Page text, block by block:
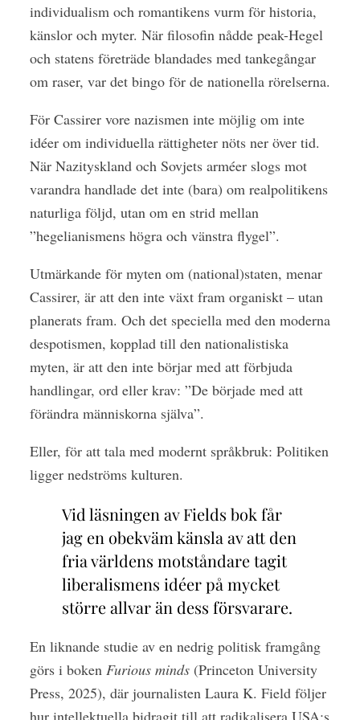
individualism och romantikens vurm för historia,
känslor och myter. När filosofin nådde peak-Hegel
och statens företräde blandades med tankegångar
om raser, var det bingo för de nationella rörelserna.
För Cassirer vore nazismen inte möjlig om inte
idéer om individuella rättigheter nöts ner över tid.
När Nazityskland och Sovjets arméer slogs mot
varandra handlade det inte (bara) om realpolitikens
naturliga följd, utan om en strid mellan
”hegelianismens högra och vänstra flygel”.
Utmärkande för myten om (national)staten, menar
Cassirer, är att den inte växt fram organiskt – utan
planerats fram. Och det speciella med den moderna
despotismen, kopplad till den nationalistiska
myten, är att den inte börjar med att förbjuda
handlingar, ord eller krav: ”De började med att
förändra människorna själva”.
Eller, för att tala med modernt språkbruk: Politiken
ligger nedströms kulturen.
Vid läsningen av Fields bok får
jag en obekväm känsla av att den
fria världens motståndare tagit
liberalismens idéer på mycket
större allvar än dess försvarare.
En liknande studie av en nedrig politisk framgång
görs i boken Furious minds (Princeton University
Press, 2025), där journalisten Laura K. Field följer